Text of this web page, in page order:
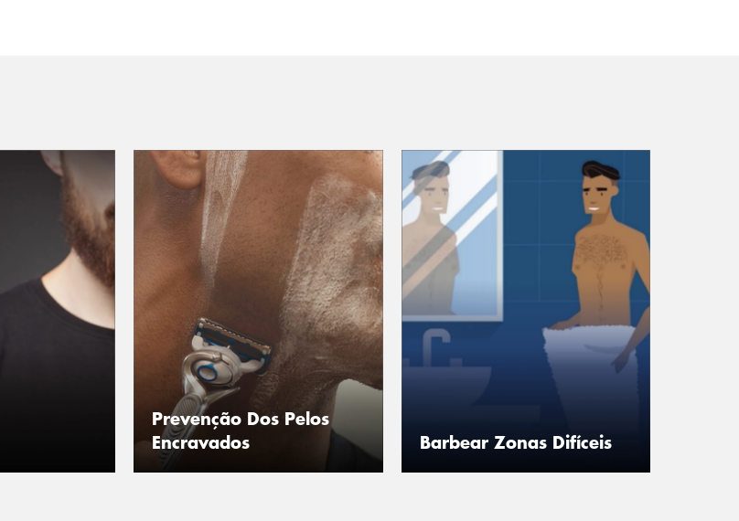
Prevenção Dos Pelos
Encravados
Barbear Zonas Difíceis